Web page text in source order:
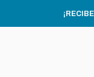
Inicio